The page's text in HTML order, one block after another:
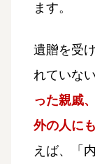
ます。
遺贈を受
れていな
った親戚
外の人に
えば、「